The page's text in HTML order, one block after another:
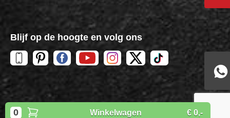
Winkelwagen
0 € 0,-
Blijf op de hoogte en volg ons
CopyrightBBQuality